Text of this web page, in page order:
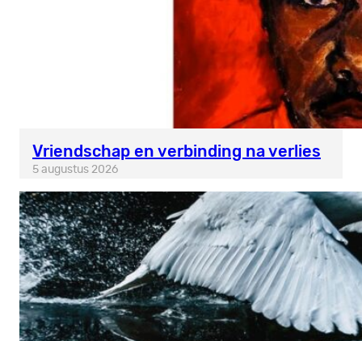
Vriendschap en verbinding na verlies
5 augustus 2026